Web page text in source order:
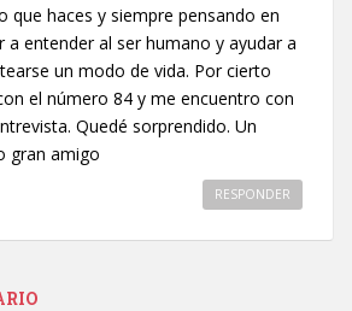
que haces y siempre pensando en
a entender al ser humano y ayudar a
un modo de vida. Por cierto
el número 84 y me encuentro con
Quedé sorprendido. Un
gran amigo
RESPONDER